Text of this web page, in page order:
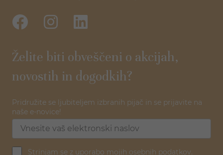
Želite biti obveščeni o akcijah,
novostih in dogodkih?
Pridružite se ljubiteljem izbranih pijač in se prijavite na
naše e-novice!
Strinjam se z uporabo mojih osebnih podatkov.